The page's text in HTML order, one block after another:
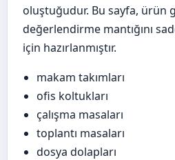
oluştuğudur. Bu sayfa, ürün
değerlendirme mantığını
için hazırlanmıştır.
makam takımları
ofis koltukları
çalışma masaları
toplantı masaları
dosya dolapları